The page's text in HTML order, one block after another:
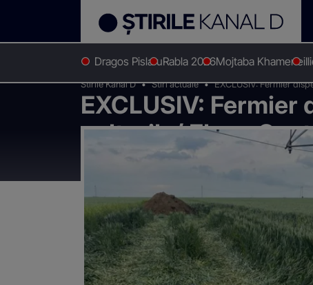
Dragos PislaruRabla 2026Mojtaba Khamenei
Stirile Kanal D Stiri actuale EXCLUSIV: Fermier
EXCLUSIV:
culturile/ Elena
distrus grâul”